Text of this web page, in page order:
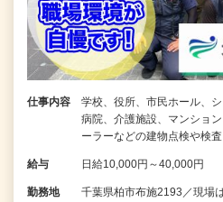
仕事内容
学校、役所、市民ホール、
病院、介護施設、マンショ
ーラーなどの建物点検や検
給与 日給10,000円～40,000円
勤務地
千葉県柏市布施2193／現場